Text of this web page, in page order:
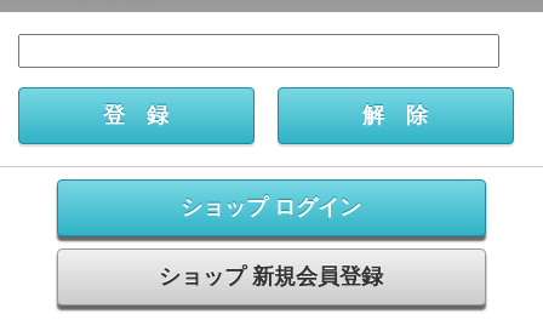
ショップ ログイン
ショップ 新規会員登録